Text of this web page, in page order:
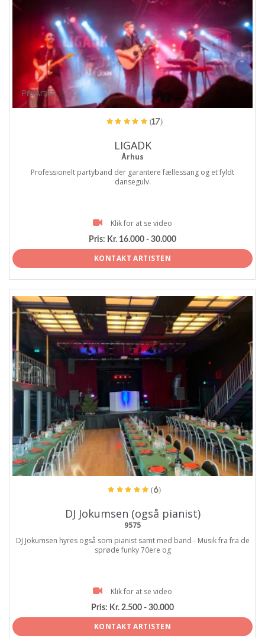
ProArtist
(17)
LIGADK
Århus
Professionelt partyband der garantere fællessang og et fyldt
dansegulv.
Klik for at se video
Pris: Kr. 16.000 - 30.000
KONTAKT ARTISTEN
ProArtist
(6)
DJ Jokumsen (også pianist)
9575
DJ Jokumsen hyres også som pianist samt med band - Musik fra fra de
sprøde funky 70ere og
Klik for at se video
Pris: Kr. 2.500 - 30.000
KONTAKT ARTISTEN